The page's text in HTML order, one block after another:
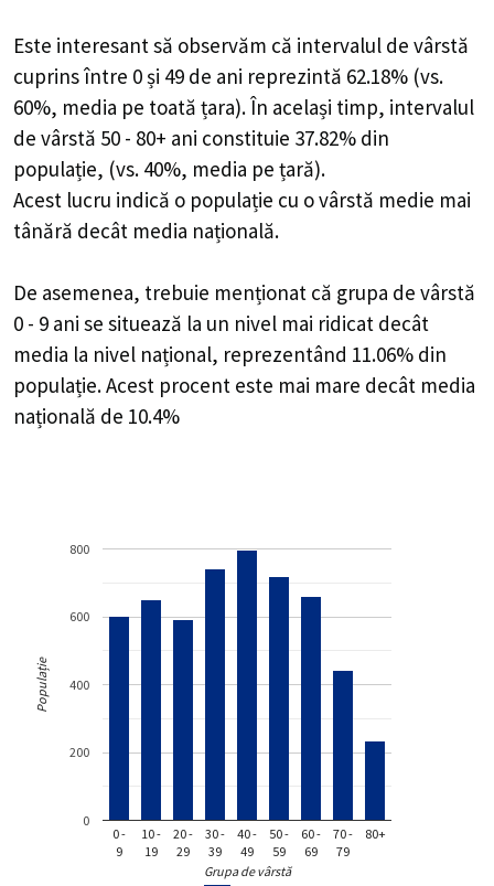
Este interesant să observăm că intervalul de vârstă
cuprins între 0 și 49 de ani reprezintă 62.18% (vs.
60%, media pe toată țara). În același timp, intervalul
de vârstă 50 - 80+ ani constituie 37.82% din
populație, (vs. 40%, media pe țară).
Acest lucru indică o populație cu o vârstă medie mai
tânără decât media națională.
De asemenea, trebuie menționat că grupa de vârstă
0 - 9 ani se situează la un nivel mai ridicat decât
media la nivel național, reprezentând 11.06% din
populație. Acest procent este mai mare decât media
națională de 10.4%
0 -
9
10 -
19
20 -
29
30 -
39
40 -
49
50 -
59
60 -
69
70 -
79
80+
0
200
400
600
800
Grupa de vârstă
Populație